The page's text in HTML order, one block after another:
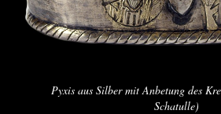
Pyxis aus Silber mit Anbetung des
Schatulle)
photogallery